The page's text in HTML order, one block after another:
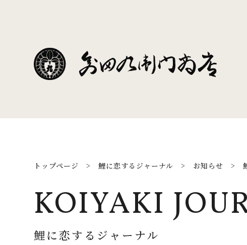
トップページ >鯉に恋するジャーナル > お知らせ >
KOIYAKI
鯉に恋するジャーナル